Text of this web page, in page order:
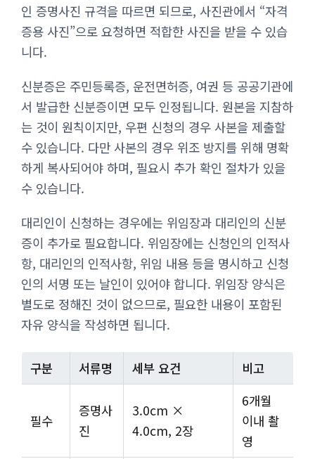
인 증명사진 규격을 따르면 되므로, 사진관에서 “자격
증용 사진”으로 요청하면 적합한 사진을 받을 수 있습
니다.
신분증은 주민등록증, 운전면허증, 여권 등 공공기관에
서 발급한 신분증이면 모두 인정됩니다. 원본을 지참하
는 것이 원칙이지만, 우편 신청의 경우 사본을 제출할
수 있습니다. 다만 사본의 경우 위조 방지를 위해 명확
하게 복사되어야 하며, 필요시 추가 확인 절차가 있을
수 있습니다.
대리인이 신청하는 경우에는 위임장과 대리인의 신분
증이 추가로 필요합니다. 위임장에는 신청인의 인적사
항, 대리인의 인적사항, 위임 내용 등을 명시하고 신청
인의 서명 또는 날인이 있어야 합니다. 위임장 양식은
별도로 정해진 것이 없으므로, 필요한 내용이 포함된
자유 양식을 작성하면 됩니다.
구분 서류명 세부 요건 비고
필수
증명사
진
3.0cm ×
4.0cm, 2장
6개월
이내 촬
영